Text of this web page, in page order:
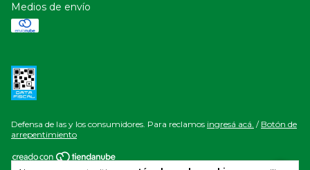
Medios de envío
Defensa de las y los consumidores. Para reclamos ingresá acá. / Botón de
arrepentimiento